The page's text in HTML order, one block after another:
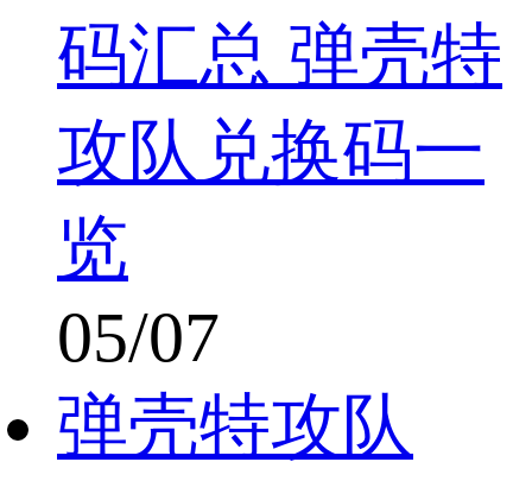
码汇总 弹壳特
攻队兑换码一
览
05/07
弹壳特攻队